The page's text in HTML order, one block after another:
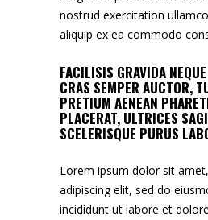
nostrud exercitation
aliquip ex ea commodo
FACILISIS GRAVIDA
CRAS SEMPER AUCTOR,
PRETIUM AENEAN
PLACERAT, ULTRICES
SCELERISQUE PURUS
Lorem ipsum dolor sit
adipiscing elit, sed do
incididunt ut labore et